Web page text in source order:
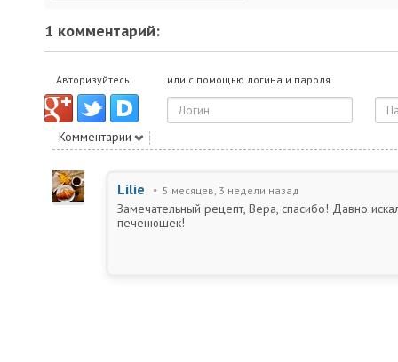
1 комментарий:
Авторизуйтесь или с помощью логина и пароля
Комментарии
Lilie 5 месяцев, 3 недели назад
Замечательный рецепт, Вера, спасибо! Давно
печенюшек!